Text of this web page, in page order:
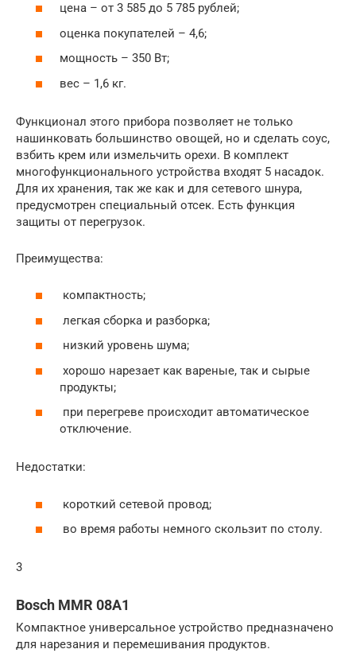
цена – от 3 585 до 5 785 рублей;
оценка покупателей – 4,6;
мощность – 350 Вт;
вес – 1,6 кг.
Функционал этого прибора позволяет не только
нашинковать большинство овощей, но и сделать соус,
взбить крем или измельчить орехи. В комплект
многофункционального устройства входят 5 насадок.
Для их хранения, так же как и для сетевого шнура,
предусмотрен специальный отсек. Есть функция
защиты от перегрузок.
Преимущества:
компактность;
легкая сборка и разборка;
низкий уровень шума;
хорошо нарезает как вареные, так и сырые
продукты;
при перегреве происходит автоматическое
отключение.
Недостатки:
короткий сетевой провод;
во время работы немного скользит по столу.
3
Bosch MMR 08A1
Компактное универсальное устройство предназначено
для нарезания и перемешивания продуктов.